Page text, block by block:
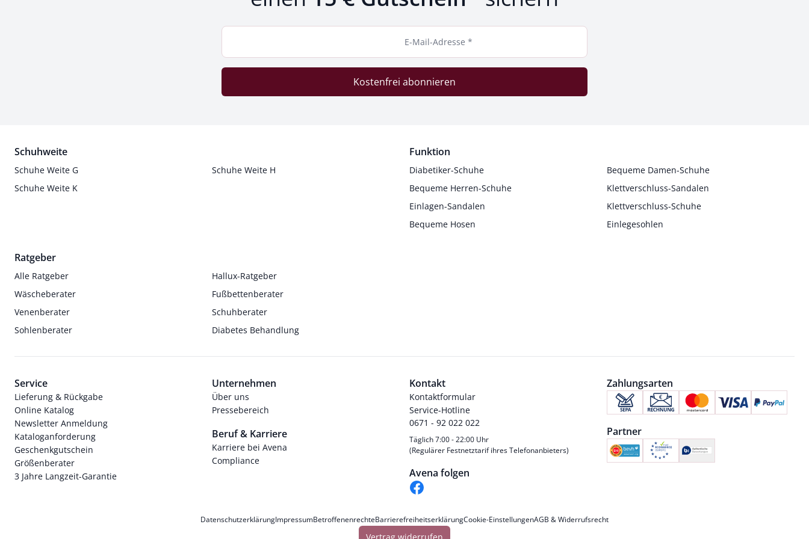
E-Mail-Adresse *
Kostenfrei abonnieren
Schuhweite
Schuhe Weite G
Schuhe Weite H
Schuhe Weite K
Funktion
Diabetiker-Schuhe
Bequeme Damen-Schuhe
Bequeme Herren-Schuhe
Klettverschluss-Sandalen
Einlagen-Sandalen
Klettverschluss-Schuhe
Bequeme Hosen
Einlegesohlen
Ratgeber
Alle Ratgeber
Hallux-Ratgeber
Wäscheberater
Fußbettenberater
Venenberater
Schuhberater
Sohlenberater
Diabetes Behandlung
Service
Lieferung & Rückgabe
Online Katalog
Newsletter Anmeldung
Kataloganforderung
Geschenkgutschein
Größenberater
3 Jahre Langzeit-Garantie
Unternehmen
Über uns
Pressebereich
Beruf & Karriere
Karriere bei Avena
Compliance
Kontakt
Kontaktformular
Service-Hotline
0671 - 92 022 022
Täglich 7:00 - 22:00 Uhr
(Regulärer Festnetztarif ihres Telefonanbieters)
Avena folgen
Zahlungsarten
Partner
DatenschutzerklärungImpressumBetroffenenrechteBarrierefreiheitserklärungCookie-EinstellungenAGB & Widerrufsrecht
Vertrag widerrufen